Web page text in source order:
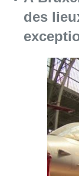
06 août 2026
Saint-
Senne